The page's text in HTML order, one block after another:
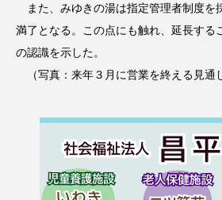
また、みゆきの湯は指定管理者制度を
満了となる。この点にも触れ、延長する
の認識を示した。
（写真：来年３月に営業を終える見通